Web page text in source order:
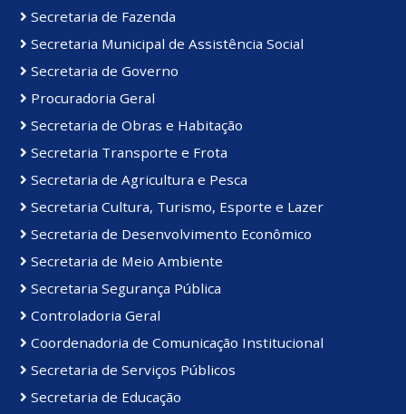
Secretaria de Fazenda
Secretaria Municipal de Assistência Social
Secretaria de Governo
Procuradoria Geral
Secretaria de Obras e Habitação
Secretaria Transporte e Frota
Secretaria de Agricultura e Pesca
Secretaria Cultura, Turismo, Esporte e Lazer
Secretaria de Desenvolvimento Econômico
Secretaria de Meio Ambiente
Secretaria Segurança Pública
Controladoria Geral
Coordenadoria de Comunicação Institucional
Secretaria de Serviços Públicos
Secretaria de Educação